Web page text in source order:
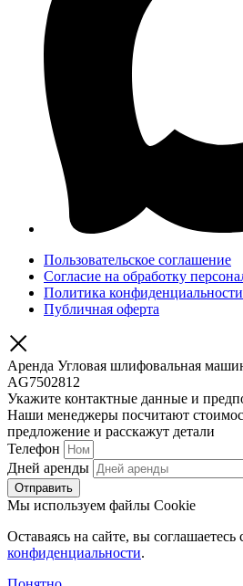
Пользовательское соглашение
Согласие на обработку
Политика конфиденциальности
Публичная оферта
Аренда Угловая шлифовальная
AG7502812
Укажите контактные данные и
Наши менеджеры посчитают
предложение и расскажут детали
Телефон
Дней аренды
Отправить
Мы используем файлы Cookie
Оставаясь на сайте, вы соглашаетесь
конфиденциальности.